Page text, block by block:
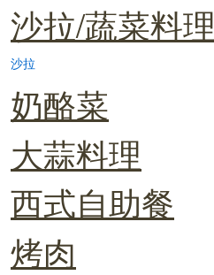
沙拉/蔬菜料理
沙拉
奶酪菜
大蒜料理
西式自助餐
烤肉